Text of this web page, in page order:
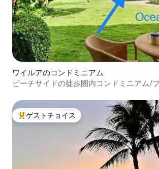
ワイルアのコンドミニアム
ビーチサイドの徒歩圏内コンドミニアム/
大好評のゲストチョイスです。
ゲストチョイス